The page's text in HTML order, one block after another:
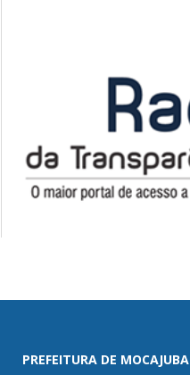
PREFEITURA DE MOCAJUBA